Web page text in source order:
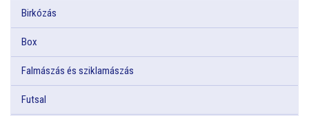
Birkózás
Box
Falmászás és sziklamászás
Futsal